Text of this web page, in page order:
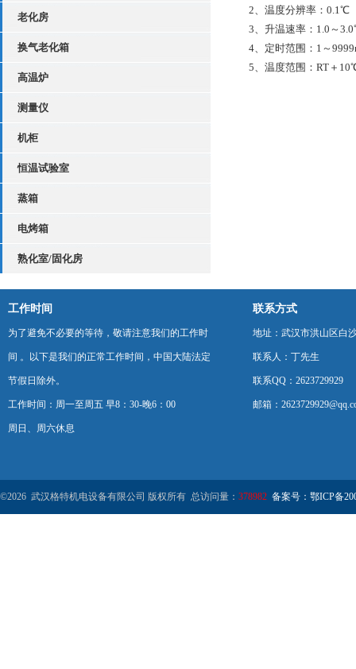
老化房
换气老化箱
高温炉
测量仪
机柜
恒温试验室
蒸箱
电烤箱
熟化室/固化房
2、温度分辨率：0.1℃
3、升温速率：1.0～
4、定时范围：1～
5、温度范围：RT＋
工作时间
为了避免不必要的等待，敬请注意我们的工作时
间 。以下是我们的正常工作时间，中国大陆法定
节假日除外。
工作时间：周一至周五 早8：30-晚6：00
周日、周六休息
联系方式
地址：武汉市洪山区白
联系人：丁先生
联系QQ：2623729929
邮箱：
©2026 武汉格特机电设备有限公司 版权所有 总访问量： 378982 备案号：鄂ICP备